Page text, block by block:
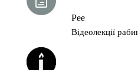
Рее
Відеолекції